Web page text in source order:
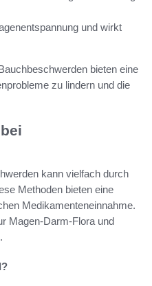
und wirkt
bieten eine
zu lindern und die
kann vielfach durch
Methoden bieten eine
Medikamenteneinnahme.
Magen-Darm-Flora und